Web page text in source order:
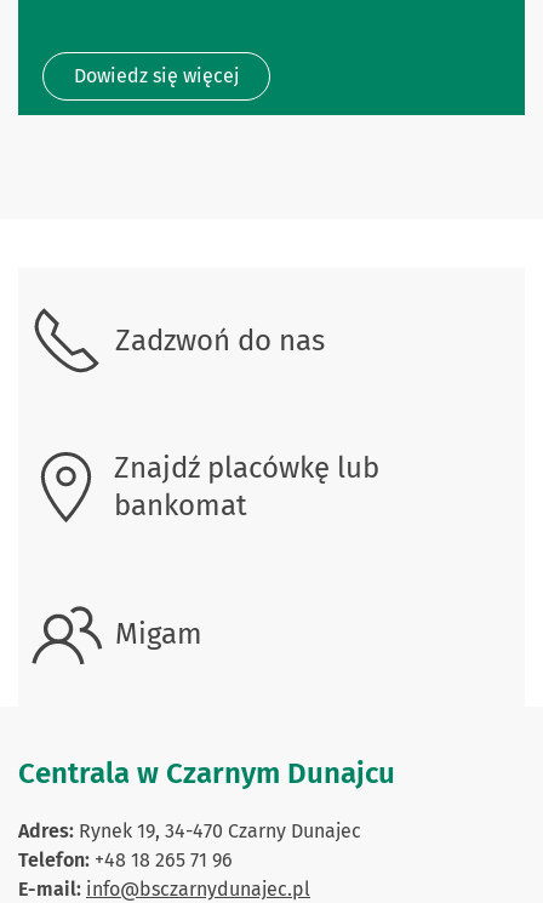
Dowiedz się więcej
Zadzwoń do nas
Znajdź placówkę lub
bankomat
Migam
Centrala w Czarnym Dunajcu
Adres: Rynek 19, 34-470 Czarny Dunajec
Telefon: +48 18 265 71 96
E-mail: info@bsczarnydunajec.pl